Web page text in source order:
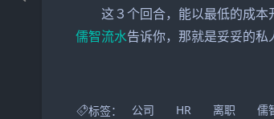
这３个回合，能以最低的成本
儒智流水告诉你，那就是妥妥的私
标签： 公司 HR 离职 儒